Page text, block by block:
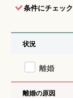
条件にチェック
状況
離婚
離婚の原因